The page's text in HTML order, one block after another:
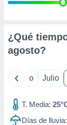
e
mediante
de
¿Qué
agosto?
Junio Julio
T. Media:
Días de lluvia: